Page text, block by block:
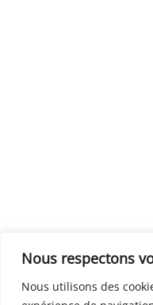
Nous respectons
Nous utilisons des